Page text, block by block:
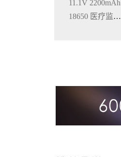
11.1V 2200mAh
18650 医疗监护